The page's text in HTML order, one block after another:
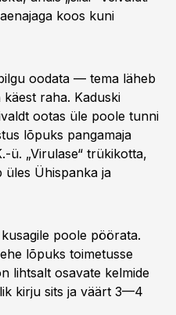
koos kuni
oodata — tema läheb
raha. Kaduski
ootas üle poole tunni
lõpuks pangamaja
ü. „Virulase“ trükikotta,
üles Ühispanka ja
poole pöörata.
lõpuks toimetusse
lihtsalt osavate kelmide
kirju sits ja väärt 3—4